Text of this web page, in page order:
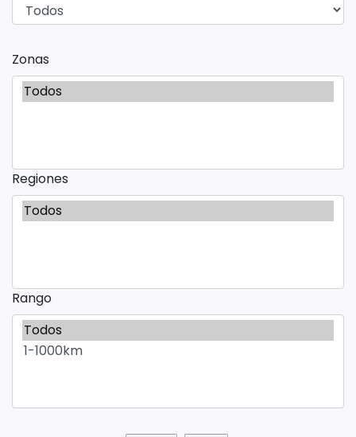
Zonas
Regiones
Rango